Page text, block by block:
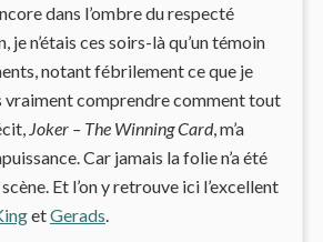
dans l’ombre du respecté
je n’étais ces soirs-là qu’un témoin
notant fébrilement ce que je
vraiment comprendre comment tout
Joker – The Winning Card, m’a
Car jamais la folie n’a été
Et l’on y retrouve ici l’excellent
etGerads.